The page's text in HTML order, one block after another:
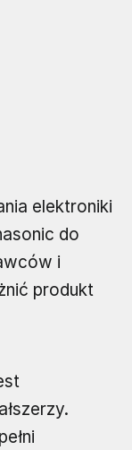
elektroniki
do
i
produkt